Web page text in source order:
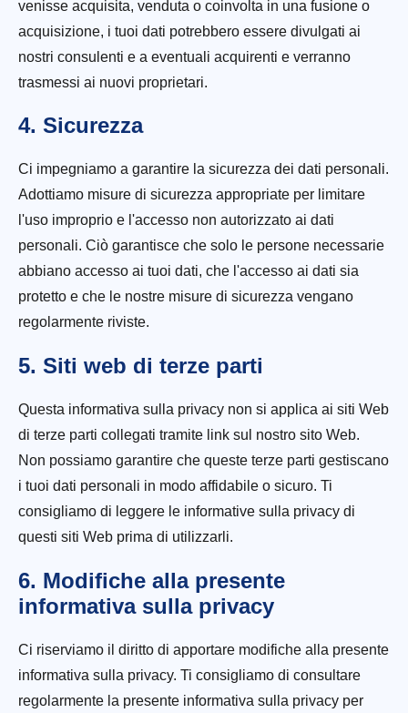
venisse acquisita, venduta o coinvolta in una fusione o
acquisizione, i tuoi dati potrebbero essere divulgati ai
nostri consulenti e a eventuali acquirenti e verranno
trasmessi ai nuovi proprietari.
4. Sicurezza
Ci impegniamo a garantire la sicurezza dei dati personali.
Adottiamo misure di sicurezza appropriate per limitare
l'uso improprio e l'accesso non autorizzato ai dati
personali. Ciò garantisce che solo le persone necessarie
abbiano accesso ai tuoi dati, che l'accesso ai dati sia
protetto e che le nostre misure di sicurezza vengano
regolarmente riviste.
5. Siti web di terze parti
Questa informativa sulla privacy non si applica ai siti Web
di terze parti collegati tramite link sul nostro sito Web.
Non possiamo garantire che queste terze parti gestiscano
i tuoi dati personali in modo affidabile o sicuro. Ti
consigliamo di leggere le informative sulla privacy di
questi siti Web prima di utilizzarli.
6. Modifiche alla presente
informativa sulla privacy
Ci riserviamo il diritto di apportare modifiche alla presente
informativa sulla privacy. Ti consigliamo di consultare
regolarmente la presente informativa sulla privacy per